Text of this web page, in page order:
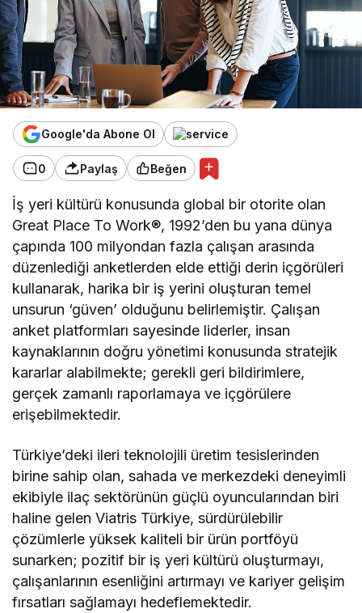
Google'da Abone Ol
0 Paylaş Beğen
İş yeri kültürü konusunda global bir otorite olan
Great Place To Work®, 1992’den bu yana dünya
çapında 100 milyondan fazla çalışan arasında
düzenlediği anketlerden elde ettiği derin içgörüleri
kullanarak, harika bir iş yerini oluşturan temel
unsurun ‘güven’ olduğunu belirlemiştir. Çalışan
anket platformları sayesinde liderler, insan
kaynaklarının doğru yönetimi konusunda stratejik
kararlar alabilmekte; gerekli geri bildirimlere,
gerçek zamanlı raporlamaya ve içgörülere
erişebilmektedir.
Türkiye’deki ileri teknolojili üretim tesislerinden
birine sahip olan, sahada ve merkezdeki deneyimli
ekibiyle ilaç sektörünün güçlü oyuncularından biri
haline gelen Viatris Türkiye, sürdürülebilir
çözümlerle yüksek kaliteli bir ürün portföyü
sunarken; pozitif bir iş yeri kültürü oluşturmayı,
çalışanlarının esenliğini artırmayı ve kariyer gelişim
fırsatları sağlamayı hedeflemektedir.